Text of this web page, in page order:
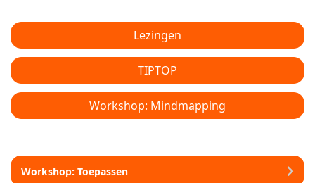
Lezingen
TIPTOP
Workshop: Mindmapping
Workshop: Toepassen